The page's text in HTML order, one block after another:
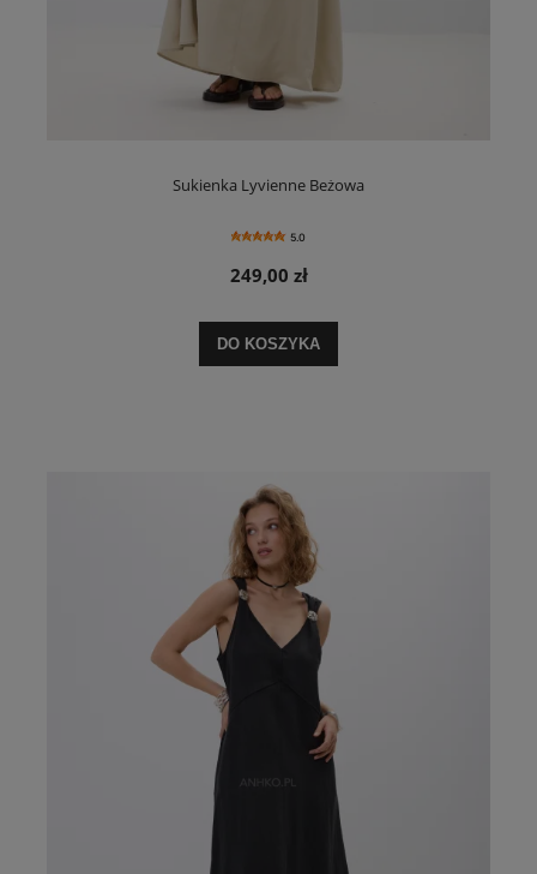
Sukienka Lyvienne Beżowa
5.0
249,00 zł
DO KOSZYKA